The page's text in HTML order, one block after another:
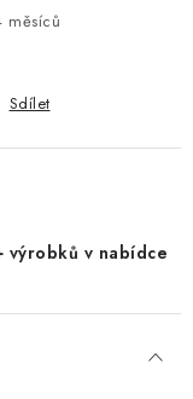
měsíců
Sdílet
výrobků v nabídce